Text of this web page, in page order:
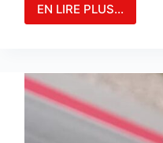
EN LIRE PLUS...
NICOLO
DOMINATION
WSBK
EN
REMPORTANT